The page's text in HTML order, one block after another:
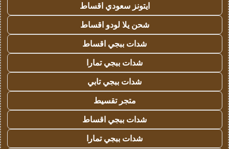
ايتونز سعودي اقساط
شحن يلا لودو اقساط
شدات ببجي اقساط
شدات ببجي تمارا
شدات ببجي تابي
متجر تقسيط
شدات ببجي اقساط
شدات ببجي تمارا